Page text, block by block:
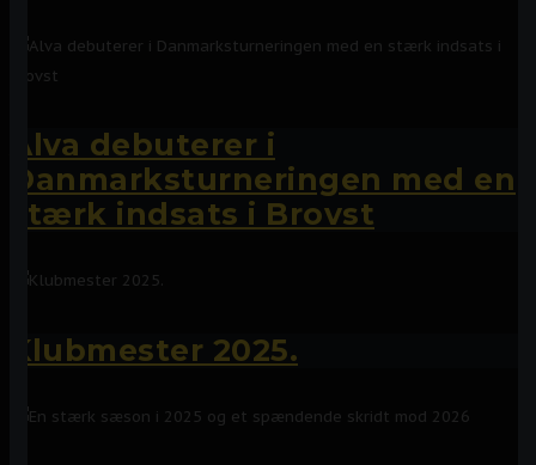
Alva debuterer i
Danmarksturneringen med en
stærk indsats i Brovst
Klubmester 2025.